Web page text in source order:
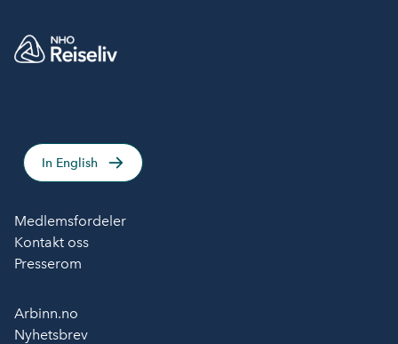
In English
Medlemsfordeler
Kontakt oss
Presserom
Arbinn.no
Nyhetsbrev